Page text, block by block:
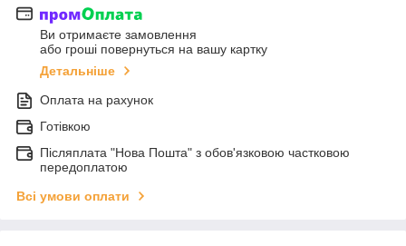
Ви отримаєте замовлення
або гроші повернуться на вашу картку
Детальніше
Оплата на рахунок
Готівкою
Післяплата "Нова Пошта" з обов'язковою частковою
передоплатою
Всі умови оплати